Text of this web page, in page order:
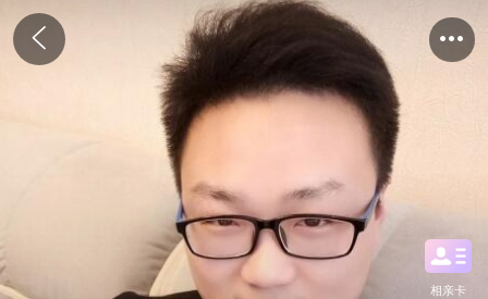
相亲卡